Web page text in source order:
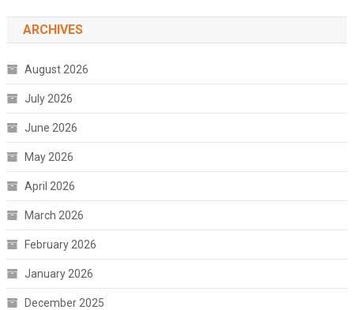
ARCHIVES
August 2026
July 2026
June 2026
May 2026
April 2026
March 2026
February 2026
January 2026
December 2025